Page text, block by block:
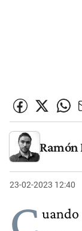
23-02-2023 12:40
uando